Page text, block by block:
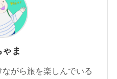
ま
がら旅を楽しんでいる